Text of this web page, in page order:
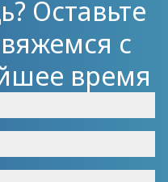
Оставьте
с
время